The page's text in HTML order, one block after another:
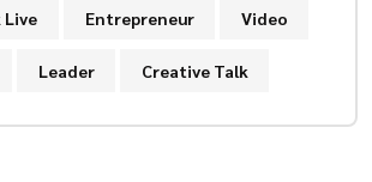
Live Entrepreneur Video
Leader Creative Talk